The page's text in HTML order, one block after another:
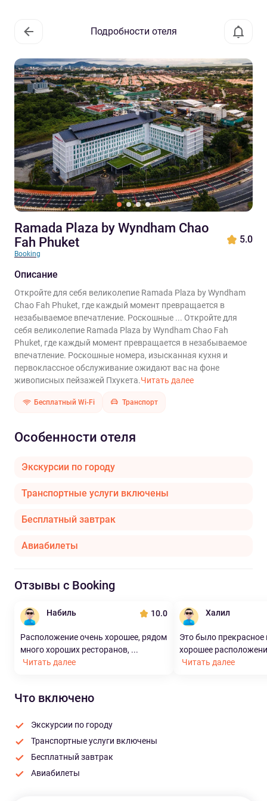
Подробности отеля
Ramada Plaza by Wyndham Chao
Fah Phuket
Booking
5.0
Описание
Откройте для себя великолепие Ramada Plaza by Wyndham
Chao Fah Phuket, где каждый момент превращается в
незабываемое впечатление. Роскошные ... Откройте для
себя великолепие Ramada Plaza by Wyndham Chao Fah
Phuket, где каждый момент превращается в незабываемое
впечатление. Роскошные номера, изысканная кухня и
первоклассное обслуживание ожидают вас на фоне
живописных пейзажей Пхукета.Читать далее
Бесплатный Wi-Fi Транспорт
Особенности отеля
Экскурсии по городу
Транспортные услуги включены
Бесплатный завтрак
Авиабилеты
Отзывы с Booking
Набиль 10.0
Расположение очень хорошее, рядом
много хороших ресторанов, ...
Читать далее
Халил
Это было прекрасное
хорошее
Читать далее
Что включено
Экскурсии по городу
Транспортные услуги включены
Бесплатный завтрак
Авиабилеты